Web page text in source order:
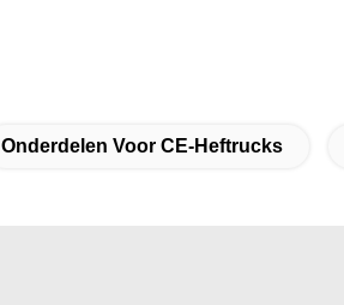
Onderdelen Voor CE-Heftrucks